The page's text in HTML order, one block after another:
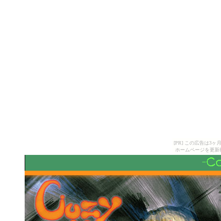
[PR] この広告は3ヶ
ホームページを更